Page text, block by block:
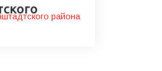
района